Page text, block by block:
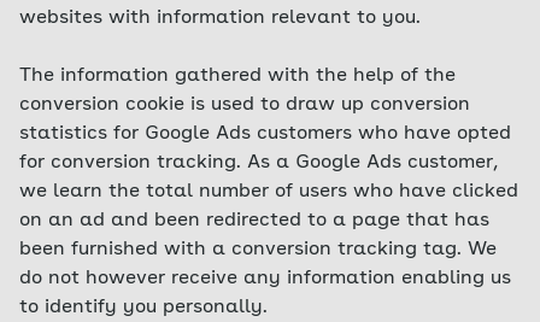
websites with information relevant to you.
The information gathered with the help of the
conversion cookie is used to draw up conversion
statistics for Google Ads customers who have opted
for conversion tracking. As a Google Ads customer,
we learn the total number of users who have clicked
on an ad and been redirected to a page that has
been furnished with a conversion tracking tag. We
do not however receive any information enabling us
to identify you personally.